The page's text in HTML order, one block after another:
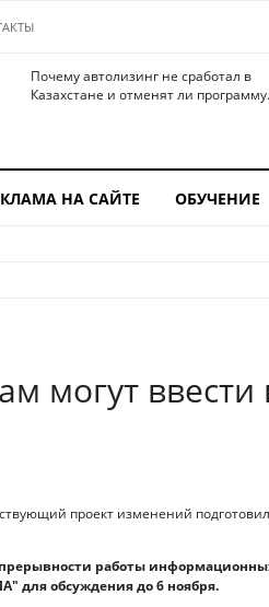
Почему автолизинг не сработал в
Казахстане и отменят ли
НА САЙТЕ ОБУЧЕНИЕ
могут ввести
проект изменений
работы
для обсуждения до 6 ноября.